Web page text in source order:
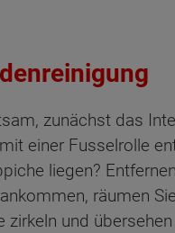
zunächst das
einer Fusselrolle
liegen?
räumen
und